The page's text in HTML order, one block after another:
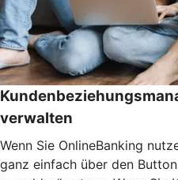
verwalten
Wenn Sie OnlineBanking
ganz einfach über den